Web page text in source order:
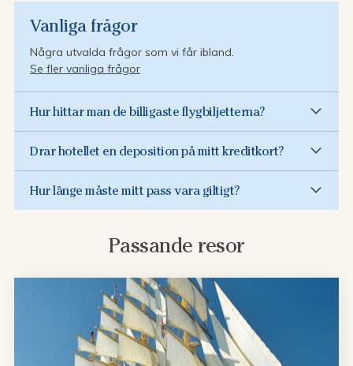
Vanliga frågor
Några utvalda frågor som vi får ibland.
Se fler vanliga frågor
Hur hittar man de billigaste flygbiljetterna?
Drar hotellet en deposition på mitt kreditkort?
Hur länge måste mitt pass vara giltigt?
Passande resor